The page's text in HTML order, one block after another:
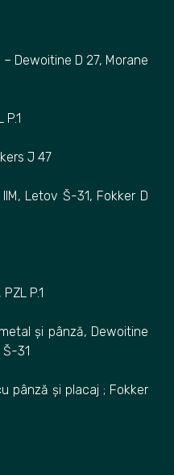
Dewoitine D 27, Morane
J 47
Letov Š-31, Fokker D
P.1
și pânză, Dewoitine
Š-31
pânză și placaj ; Fokker